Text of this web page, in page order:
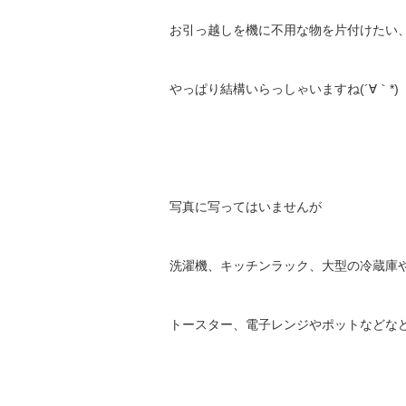
お引っ越しを機に不用な物を片付けたい
やっぱり結構いらっしゃいますね(´∀｀*)
写真に写ってはいませんが
洗濯機、キッチンラック、大型の冷蔵庫
トースター、電子レンジやポットなどな